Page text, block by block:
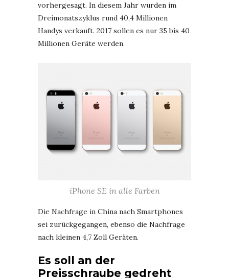
vorhergesagt. In diesem Jahr wurden im
Dreimonatszyklus rund 40,4 Millionen
Handys verkauft. 2017 sollen es nur 35 bis 40
Millionen Geräte werden.
iPhone SE in alle Farben
Die Nachfrage in China nach Smartphones
sei zurückgegangen, ebenso die Nachfrage
nach kleinen 4,7 Zoll Geräten.
Es soll an der
Preisschraube gedreht